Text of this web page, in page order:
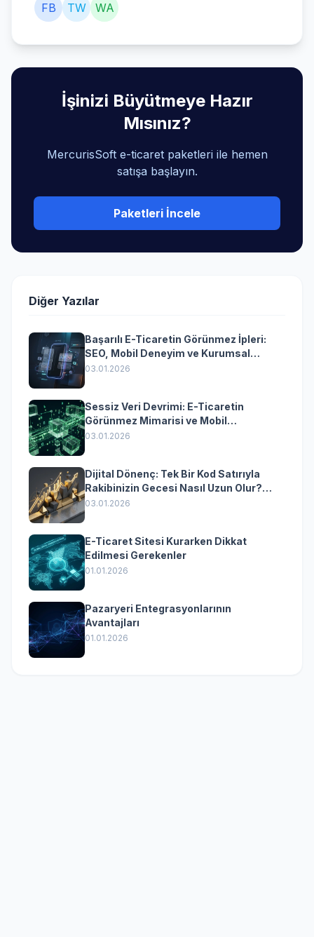
FB TW WA
İşinizi Büyütmeye Hazır
Mısınız?
MercurisSoft e-ticaret paketleri ile hemen
satışa başlayın.
Paketleri İncele
Diğer Yazılar
Başarılı E-Ticaretin Görünmez İpleri:
SEO, Mobil Deneyim ve Kurumsal
Yazılımın Kazandıran Senkronizasyonu
03.01.2026
Sessiz Veri Devrimi: E-Ticaretin
Görünmez Mimarisi ve Mobil
Dönüşümün Kurumsal Anahtarı
03.01.2026
Dijital Dönenç: Tek Bir Kod Satırıyla
Rakibinizin Gecesi Nasıl Uzun Olur?
(Kurumsal Yazılımın Güçlü Rolü)
03.01.2026
E-Ticaret Sitesi Kurarken Dikkat
Edilmesi Gerekenler
01.01.2026
Pazaryeri Entegrasyonlarının
Avantajları
01.01.2026